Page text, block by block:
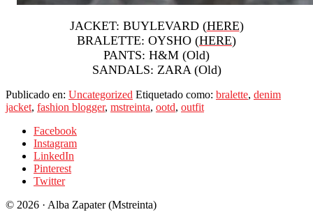
JACKET: BUYLEVARD (HERE)
BRALETTE: OYSHO (HERE)
PANTS: H&M (Old)
SANDALS: ZARA (Old)
Publicado en: Uncategorized Etiquetado como: bralette, denim
jacket, fashion blogger, mstreinta, ootd, outfit
Facebook
Instagram
LinkedIn
Pinterest
Twitter
© 2026 · Alba Zapater (Mstreinta)